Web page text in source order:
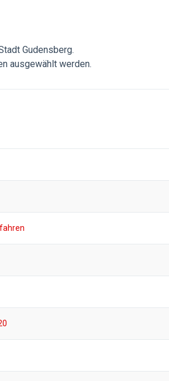
Gudensberg.
ausgewählt werden.